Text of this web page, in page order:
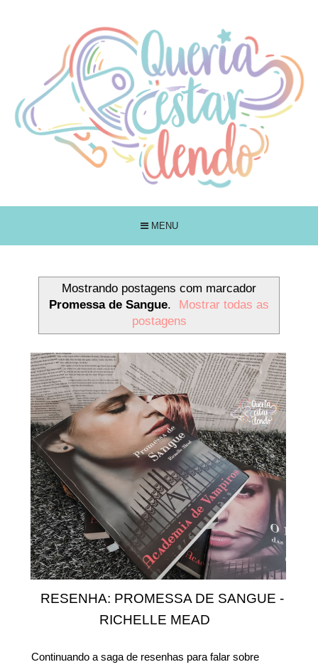
MENU
Mostrando postagens com marcador
Promessa de Sangue.
Mostrar todas as
postagens
RESENHA: PROMESSA DE SANGUE -
RICHELLE MEAD
Continuando a saga de resenhas para falar sobre